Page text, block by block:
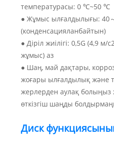
температурасы: 0 ℃~50 ℃
● Жұмыс ылғалдылығы: 40
(конденсацияланбайтын)
● Діріл жиілігі: 0,5G (4,9 м/
жұмыс) аз
● Шаң, май дақтары,
жоғары ылғалдылық және
жерлерден аулақ
өткізгіш шаңды
Диск